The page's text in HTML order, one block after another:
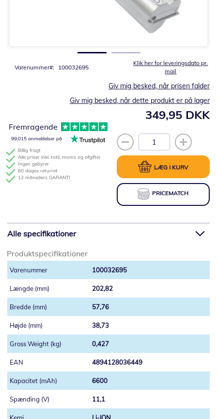
Klik her for leveringsdato pr.
mail
Varenummer 100032695
349,95 DKK
Giv mig besked, når prisen falder
Giv mig besked, når dette produkt er på lager
LÆG I KURV
PRICEMATCH
Billig fragt
Alle priser inkl. told, moms og afgifter
Ingen gebyrer
60 dages returret
12 måneders GARANTI
Fremragende
99,015 anmeldelser på
Alle specifikationer
Produktspecifikationer
100032695
202,82
57,76
38,73
0,427
4894128036449
6600
11,1